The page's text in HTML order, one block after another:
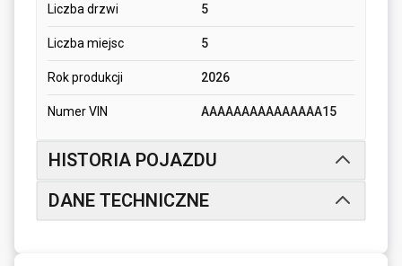
Liczba drzwi 5
Liczba miejsc 5
Rok produkcji 2026
Numer VIN AAAAAAAAAAAAAAA15
HISTORIA POJAZDU
DANE TECHNICZNE